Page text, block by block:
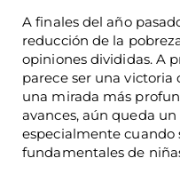
A finales del año
reducción de la
opiniones divididas. A
parece ser una victoria
una mirada más
avances, aún queda
especialmente cuando
fundamentales de